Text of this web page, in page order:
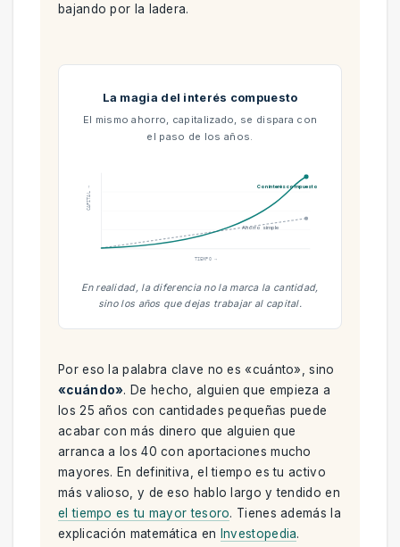
bajando por la ladera.
La magia del interés compuesto
El mismo ahorro, capitalizado, se dispara con
el paso de los años.
Con interés compuesto
Ahorro simple
TIEMPO →
CAPITAL →
En realidad, la diferencia no la marca la cantidad,
sino los años que dejas trabajar al capital.
Por eso la palabra clave no es «cuánto», sino
«cuándo». De hecho, alguien que empieza a
los 25 años con cantidades pequeñas puede
acabar con más dinero que alguien que
arranca a los 40 con aportaciones mucho
mayores. En definitiva, el tiempo es tu activo
más valioso, y de eso hablo largo y tendido en
el tiempo es tu mayor tesoro. Tienes además la
explicación matemática en Investopedia.